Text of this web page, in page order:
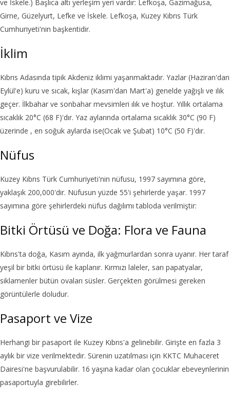
ve İskele.) Başlıca altı yerleşim yeri vardır: Lefkoşa, Gazimağusa,
Girne, Güzelyurt, Lefke ve İskele. Lefkoşa, Kuzey Kıbrıs Türk
Cumhuriyeti'nin başkentidir.
İklim
Kıbrıs Adasında tipik Akdeniz iklimi yaşanmaktadır. Yazlar (Haziran'dan
Eylül'e) kuru ve sıcak, kışlar (Kasım'dan Mart'a) genelde yağışlı ve ılık
geçer. İlkbahar ve sonbahar mevsimleri ılık ve hoştur. Yıllık ortalama
sıcaklık 20°C (68 F)'dır. Yaz aylarında ortalama sıcaklık 30°C (90 F)
üzerinde , en soğuk aylarda ise(Ocak ve Şubat) 10°C (50 F)'dır.
Nüfus
Kuzey Kıbrıs Türk Cumhuriyeti'nin nüfusu, 1997 sayımına göre,
yaklaşık 200,000'dir. Nüfusun yüzde 55'i şehirlerde yaşar. 1997
sayımına göre şehirlerdeki nüfus dağılımı tabloda verilmiştir:
Bitki Örtüsü ve Doğa: Flora ve Fauna
Kıbrıs'ta doğa, Kasım ayında, ilk yağmurlardan sonra uyanır. Her taraf
yeşil bir bitki örtüsü ile kaplanır. Kırmızı laleler, sarı papatyalar,
siklamenler bütün ovaları süsler. Gerçekten görülmesi gereken
görüntülerle doludur.
Pasaport ve Vize
Herhangi bir pasaport ile Kuzey Kıbrıs'a gelinebilir. Girişte en fazla 3
aylık bir vize verilmektedir. Sürenin uzatılması için KKTC Muhaceret
Dairesi'ne başvurulabilir. 16 yaşına kadar olan çocuklar ebeveynlerinin
pasaportuyla girebilirler.